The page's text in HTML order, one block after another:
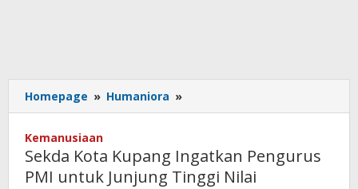
Homepage » Humaniora »
Kota
Pengurus
PMI
Kemanusiaan
Sekda Kota Kupang Ingatkan Pengurus
PMI untuk Junjung Tinggi Nilai